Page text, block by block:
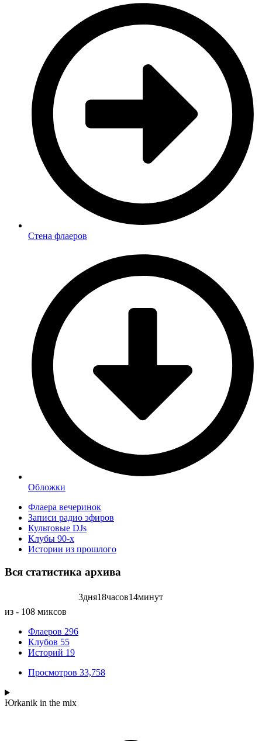
Стена флаеров
Обложки
Флаера вечеринок
Записи радио эфиров
Культовые DJs
Клубы 90-х
Истории из прошлого
Вся статистика архива
3дня18часов14минут
из - 108 миксов
Флаеров 296
Клубов 55
Историй 19
Просмотров 33,758
Юrkanik in the mix